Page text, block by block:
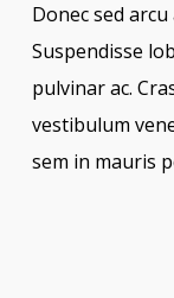
Donec sed
Suspendisse
pulvinar ac.
vestibulum
sem in mauris